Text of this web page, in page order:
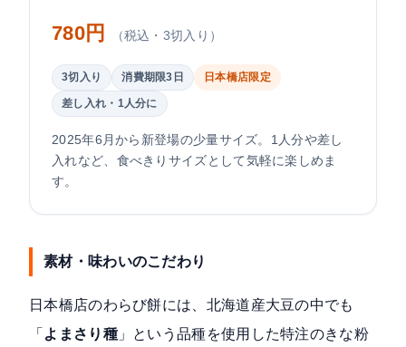
780円 （税込・3切入り）
3切入り 消費期限3日 日本橋店限定
差し入れ・1人分に
2025年6月から新登場の少量サイズ。1人分や差し
入れなど、食べきりサイズとして気軽に楽しめま
す。
素材・味わいのこだわり
日本橋店のわらび餅には、北海道産大豆の中でも
「 よまさり種」という品種を使用した特注のきな粉